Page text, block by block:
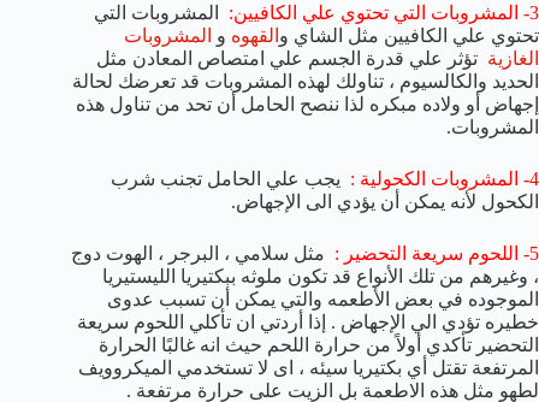
3- المشروبات التي تحتوي علي الكافيين:
المشروبات التي
تحتوي علي الكافيين مثل الشاي و القهوه و المشروبات
الغازية تؤثر علي قدرة الجسم علي امتصاص المعادن مثل
الحديد والكالسيوم ، تناولك لهذه المشروبات قد تعرضك لحالة
إجهاض أو ولاده مبكره لذا ننصح الحامل أن تحد من تناول هذه
المشروبات.
4- المشروبات الكحولية :
يجب علي الحامل تجنب شرب
الكحول لأنه يمكن أن يؤدي الى الإجهاض.
5- اللحوم سريعة التحضير :
مثل سلامي ، البرجر ، الهوت دوج
، وغيرهم من تلك الأنواع قد تكون ملوثه ببكتيريا الليستيريا
الموجوده في بعض الأطعمه والتي يمكن أن تسبب عدوى
خطيره تؤدي الي الإجهاض . إذا أردتي ان تأكلي اللحوم سريعة
التحضير تأكدي أولاً من حرارة اللحم حيث انه غالبًا الحرارة
المرتفعة تقتل أي بكتيريا سيئه ، اى لا تستخدمي الميكروويف
لطهو مثل هذه الاطعمة بل الزيت على حرارة مرتفعة .